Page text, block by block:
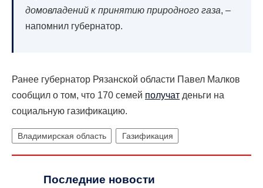
домовладений к принятию природного газа, –
напомнил губернатор.
Ранее губернатор Рязанской области Павел Малков
сообщил о том, что 170 семей получат деньги на
социальную газификацию.
Владимирская область Газификация
Последние новости